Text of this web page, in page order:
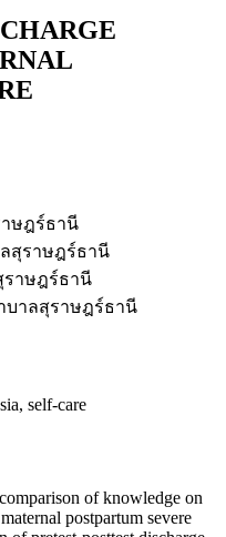
ษฎร์ธานี
สุราษฎร์ธานี
ราษฎร์ธานี
บาลสุราษฎร์ธานี
self-care
of knowledge on
postpartum severe